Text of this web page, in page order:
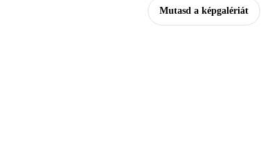
Mutasd a képgalériát